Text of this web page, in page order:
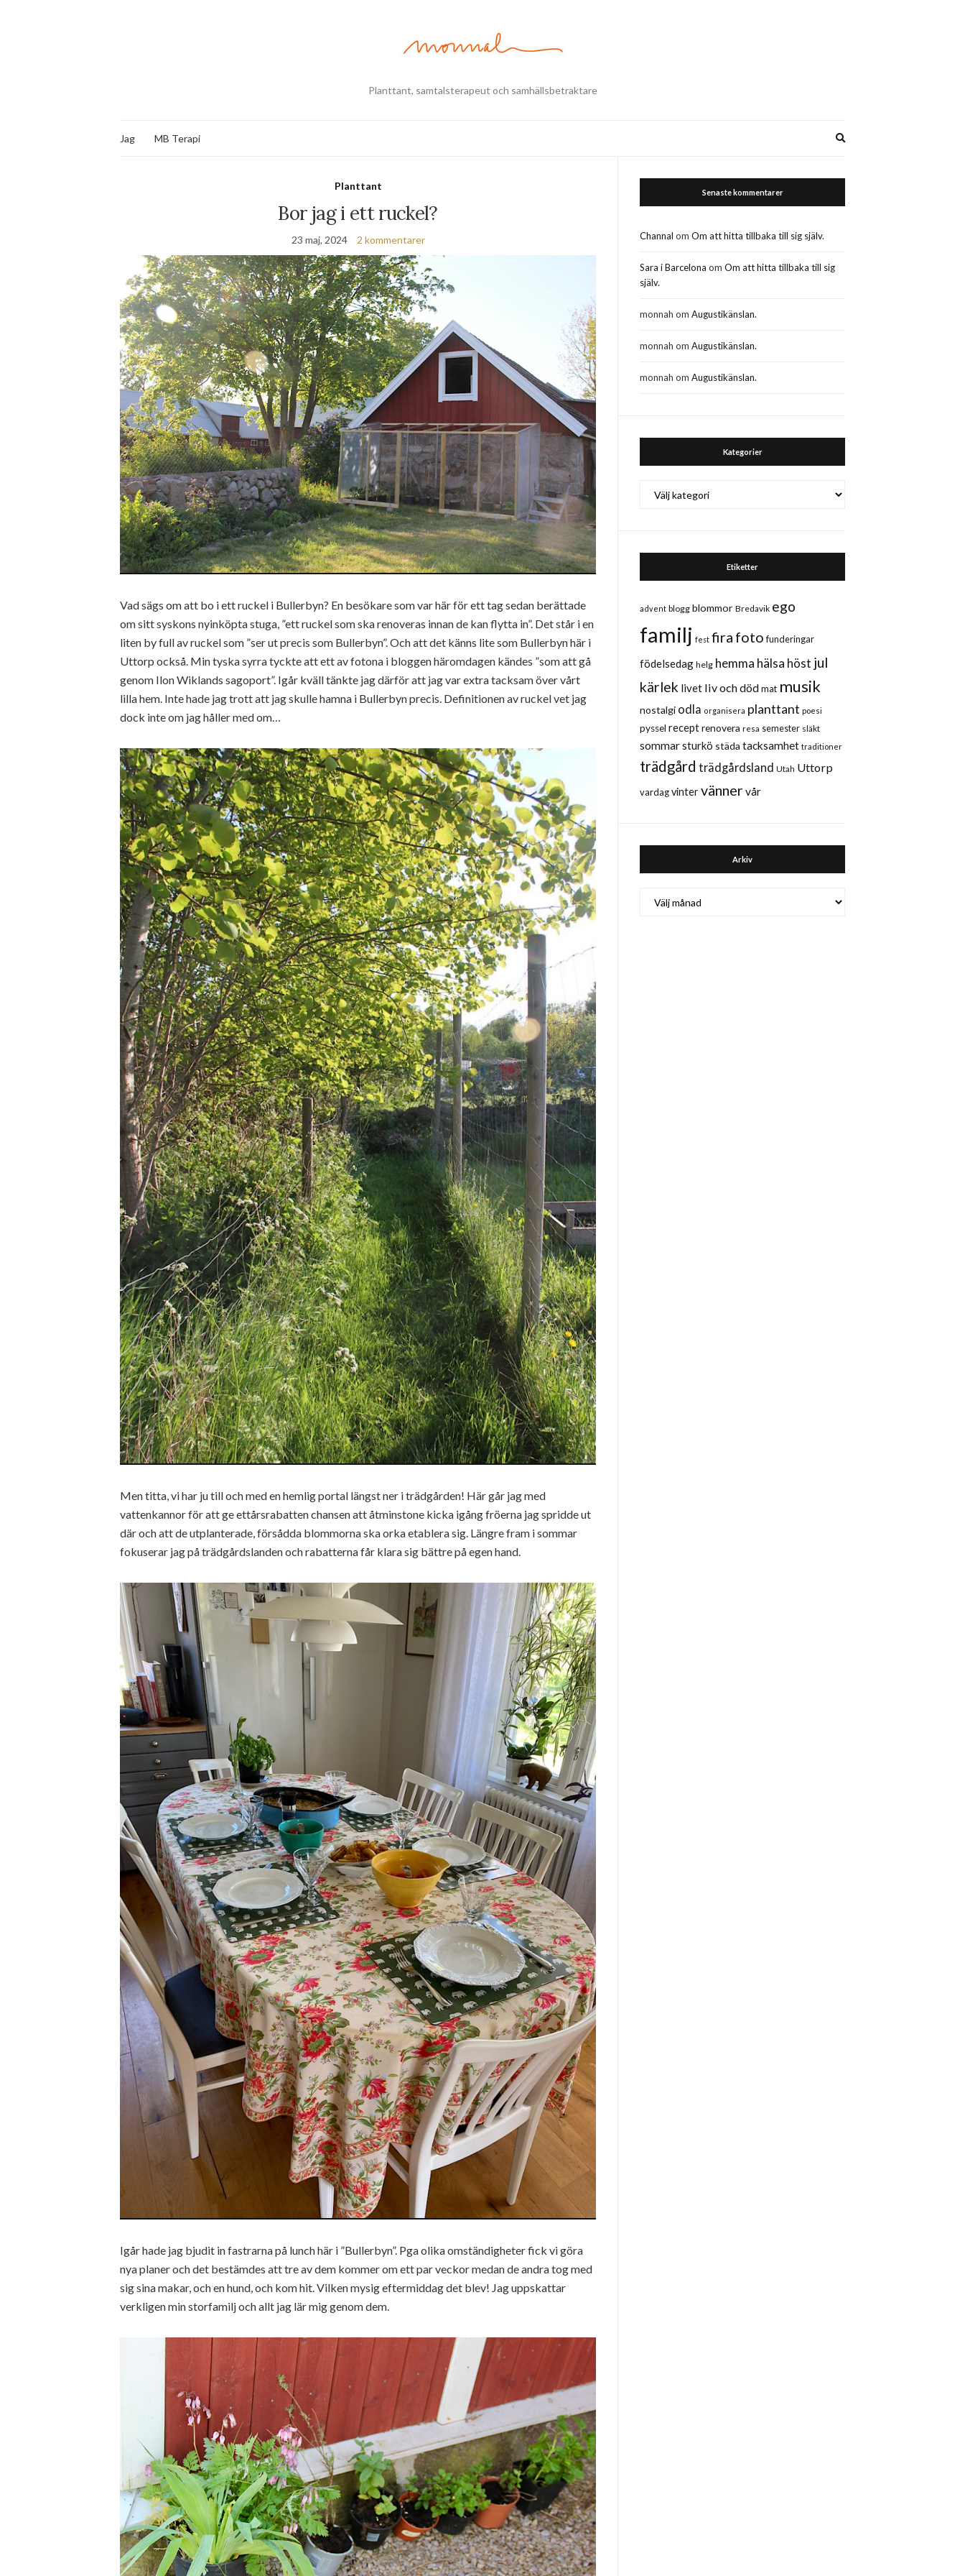
Planttant, samtalsterapeut och samhällsbetraktare
Jag MB Terapi
Planttant
Bor jag i ett ruckel?
23 maj, 2024 2 kommentarer
Vad sägs om att bo i ett ruckel i Bullerbyn? En besökare som var här för ett tag sedan berättade
om sitt syskons nyinköpta stuga, ”ett ruckel som ska renoveras innan de kan flytta in”. Det står i en
liten by full av ruckel som ”ser ut precis som Bullerbyn”. Och att det känns lite som Bullerbyn här i
Uttorp också. Min tyska syrra tyckte att ett av fotona i bloggen häromdagen kändes ”som att gå
genom Ilon Wiklands sagoport”. Igår kväll tänkte jag därför att jag var extra tacksam över vårt
lilla hem. Inte hade jag trott att jag skulle hamna i Bullerbyn precis. Definitionen av ruckel vet jag
dock inte om jag håller med om…
Men titta, vi har ju till och med en hemlig portal längst ner i trädgården! Här går jag med
vattenkannor för att ge ettårsrabatten chansen att åtminstone kicka igång fröerna jag spridde ut
där och att de utplanterade, försådda blommorna ska orka etablera sig. Längre fram i sommar
fokuserar jag på trädgårdslanden och rabatterna får klara sig bättre på egen hand.
Igår hade jag bjudit in fastrarna på lunch här i ”Bullerbyn”. Pga olika omständigheter fick vi göra
nya planer och det bestämdes att tre av dem kommer om ett par veckor medan de andra tog med
sig sina makar, och en hund, och kom hit. Vilken mysig eftermiddag det blev! Jag uppskattar
verkligen min storfamilj och allt jag lär mig genom dem.
Senaste kommentarer
Channal omOm att hitta tillbaka till sig själv.
Sara i Barcelona omOm att hitta tillbaka till sig
själv.
monnah omAugustikänslan.
monnah omAugustikänslan.
monnah omAugustikänslan.
Kategorier
Etiketter
advent blogg blommor Bredavik ego
familj fest fira foto funderingar
födelsedag helg hemma hälsa höst jul
kärlek livet liv och död mat musik
nostalgi odla organisera planttant poesi
pyssel receptrenovera resa semester släkt
sommarsturkö städa tacksamhet traditioner
trädgård trädgårdsland Utah Uttorp
vardag vintervänner vår
Arkiv